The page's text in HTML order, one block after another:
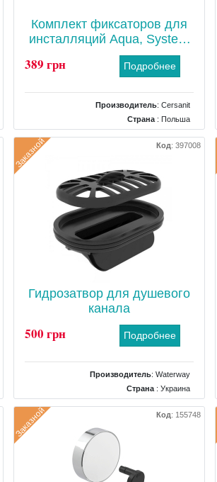
Комплект фиксаторов для
инсталляций Aqua, System
40, 50
389 грн Подробнее
Производитель: Cersanit
Страна: Польша
Заказной Код: 397008
Гидрозатвор для душевого
канала
500 грн Подробнее
Производитель: Waterway
Страна: Украина
Заказной Код: 155748